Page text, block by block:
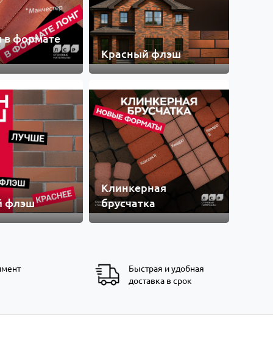
в формате
флэш
Красный флэш
Клинкерная
брусчатка
Быстрая и удобная
доставка в срок